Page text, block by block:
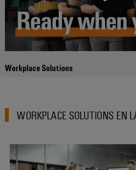
Workplace Solutions
WORKPLACE SOLUTIONS EN
B&F